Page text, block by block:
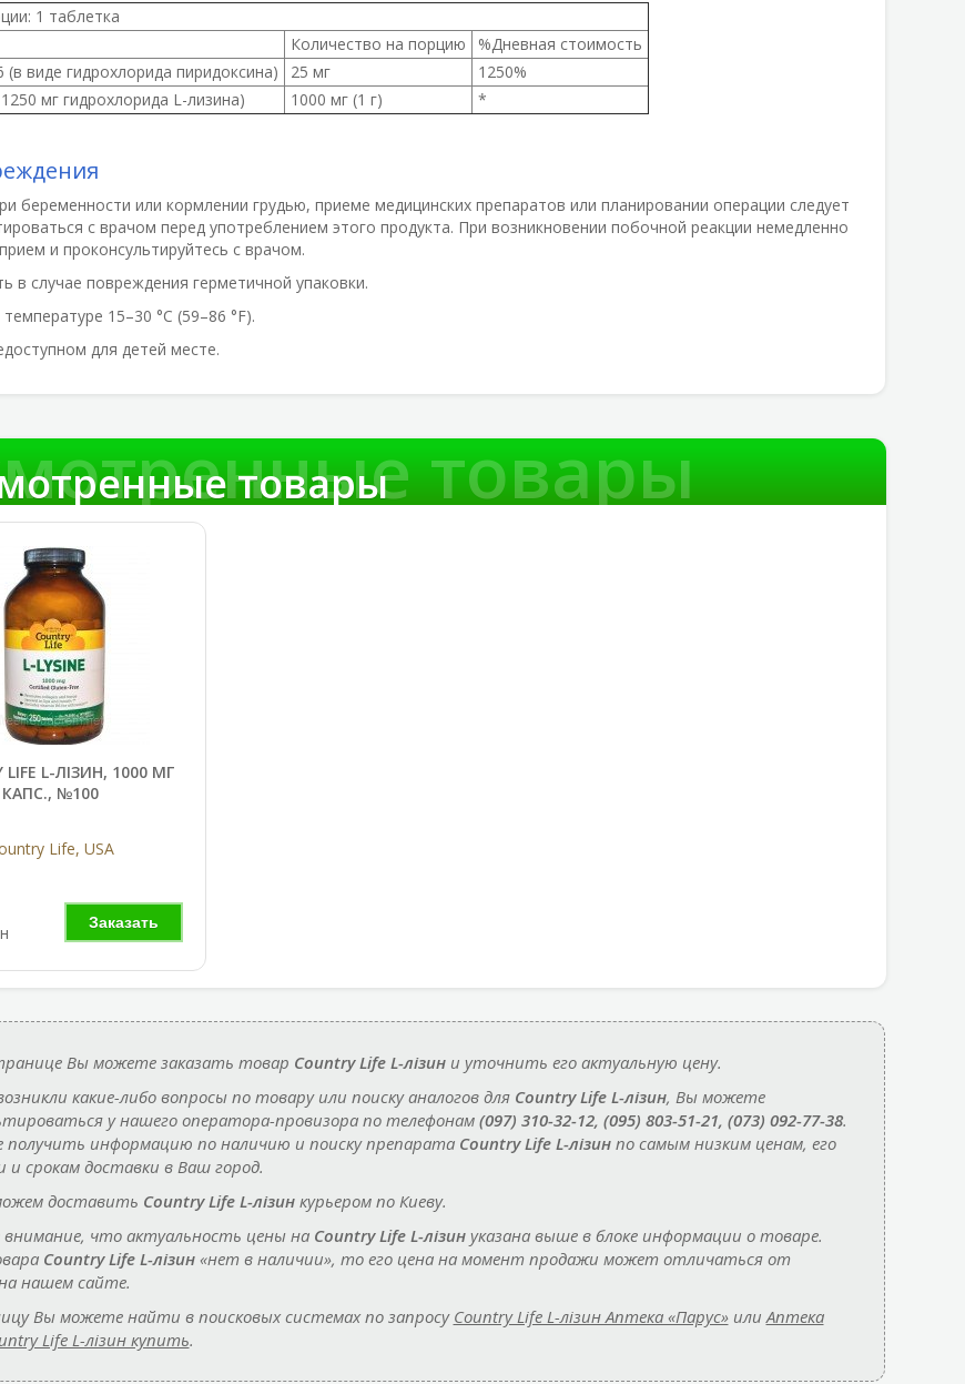
1 таблетка
Количество на порцию
%Дневная стоимость
виде гидрохлорида пиридоксина)
25 мг
1250%
мг гидрохлорида L-лизина)
1000 мг (1 г) *
беременности или кормлении грудью, приеме медицинских препаратов или планировании операции следует
с врачом перед употреблением этого продукта. При возникновении побочной реакции немедленно
и проконсультируйтесь с врачом.
в случае повреждения герметичной упаковки.
15–30 °С (59–86 °F).
для детей месте.
товары
товары
LIFE L-ЛІЗИН, 1000 МГ
КАПС., №100
Life, USA
Заказать
Вы можете заказать товар Country Life L-лізини уточнить его актуальную цену.
какие-либо вопросы по товару или поиску аналогов для Country Life L-лізин, Вы можете
у нашего оператора-провизора по телефонам (097) 310-32-12, (095) 803-51-21, (073) 092-77-38.
информацию по наличию и поиску препарата Country Life L-лізинпо самым низким ценам, его
срокам доставки в Ваш город.
доставить Country Life L-лізинкурьером по Киеву.
что актуальность цены на Country Life L-лізинуказана выше в блоке информации о товаре.
Country Life L-лізин«нет в наличии», то его цена на момент продажи может отличаться от
нашем сайте.
Вы можете найти в поисковых системах по запросу Country Life L-лізин Аптека «Парус»или Аптека
Life L-лізин купить.